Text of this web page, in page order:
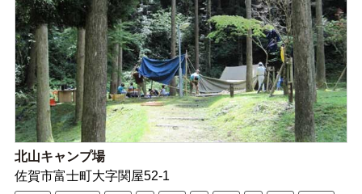
北山キャンプ場
佐賀市富士町大字関屋52-1